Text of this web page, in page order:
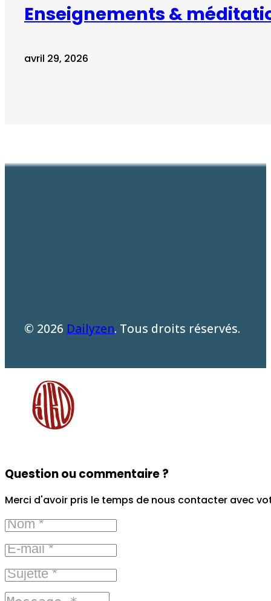
Enseignements &
avril 29, 2026
© 2026 Dailyzen. Tous droits réservés.
Question ou commentaire ?
Merci d'avoir pris le temps de nous contacter avec